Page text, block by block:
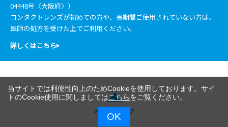
04448号〈大阪府〉）
コンタクトレンズが初めての方や、長期間ご使用されていない方は、
医師の処方を受けた上でご利用ください。
詳しくはこちら
ページトップ
当サイトでは利便性向上のためCookieを使用しております。サイ
トのCookie使用に関しましてはこちらをご覧ください。
OK